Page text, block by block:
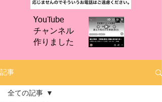
YouTube
チャンネル
​作りました
記事
全ての記事